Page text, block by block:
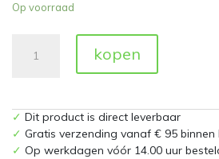
Op voorraad
SS20
Zakje
kopen
✓ Dit product is direct leverbaar
✓ Gratis verzending vanaf € 95 binnen
✓ Op werkdagen vóór 14.00 uur